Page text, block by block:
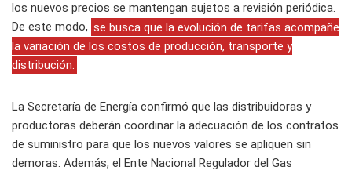
los nuevos precios se mantengan sujetos a revisión periódica.
De este modo, se busca que la evolución de tarifas acompañe
la variación de los costos de producción, transporte y
distribución.
La Secretaría de Energía confirmó que las distribuidoras y
productoras deberán coordinar la adecuación de los contratos
de suministro para que los nuevos valores se apliquen sin
demoras. Además, el Ente Nacional Regulador del Gas